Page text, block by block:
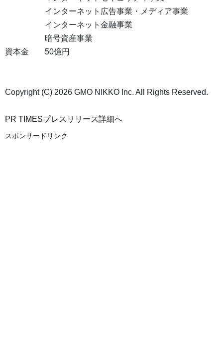
インターネット広告事業・メディア事業
インターネット金融事業
暗号資産事業
資本金 50億円
Copyright (C) 2026 GMO NIKKO Inc. All Rights Reserved.
PR TIMESプレスリリース詳細へ
スポンサードリンク